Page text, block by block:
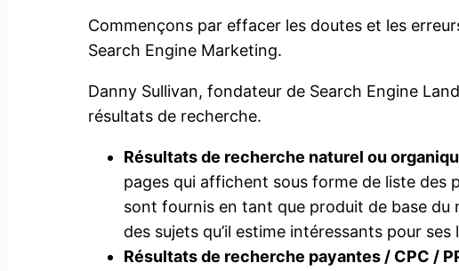
Commençons par effacer les doutes et les
Search Engine Marketing.
Danny Sullivan, fondateur de Search Engine
résultats de recherche.
Résultats de recherche naturel ou
pages qui affichent sous forme de liste des
sont fournis en tant que produit de base du
des sujets qu’il estime intéressants pour
Résultats de recherche payantes / CPC /